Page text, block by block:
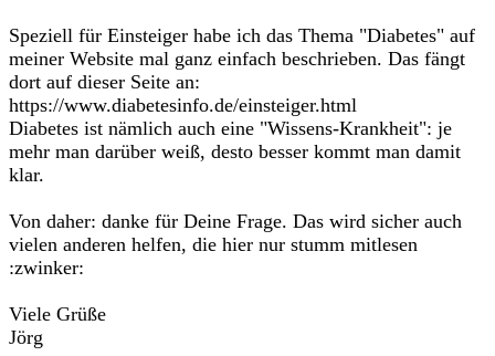
Speziell für Einsteiger habe ich das Thema "Diabetes" auf
meiner Website mal ganz einfach beschrieben. Das fängt
dort auf dieser Seite an:
https://www.diabetesinfo.de/einsteiger.html
Diabetes ist nämlich auch eine "Wissens-Krankheit": je
mehr man darüber weiß, desto besser kommt man damit
klar.
Von daher: danke für Deine Frage. Das wird sicher auch
vielen anderen helfen, die hier nur stumm mitlesen
:zwinker:
Viele Grüße
Jörg